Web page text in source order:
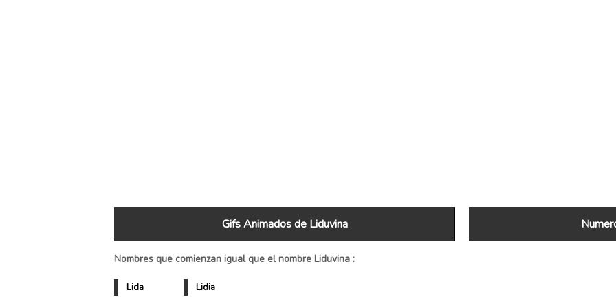
Gifs Animados de Liduvina
Nombres que comienzan igual que el nombre Liduvina :
Lida Lidia